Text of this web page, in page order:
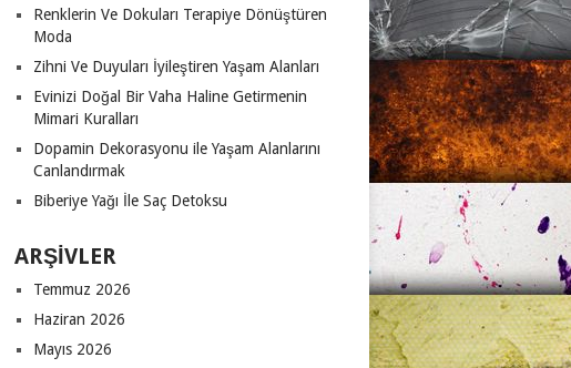
Renklerin Ve Dokuları Terapiye Dönüştüren
Moda
Zihni Ve Duyuları İyileştiren Yaşam Alanları
Evinizi Doğal Bir Vaha Haline Getirmenin
Mimari Kuralları
Dopamin Dekorasyonu ile Yaşam Alanlarını
Canlandırmak
Biberiye Yağı İle Saç Detoksu
ARŞIVLER
Temmuz 2026
Haziran 2026
Mayıs 2026